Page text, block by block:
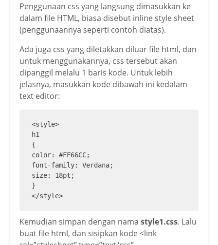
Penggunaan css yang langsung dimasukkan ke
dalam file HTML, biasa disebut inline style sheet
(penggunaannya seperti contoh diatas).
Ada juga css yang diletakkan diluar file html, dan
untuk menggunakannya, css tersebut akan
dipanggil melalu 1 baris kode. Untuk lebih
jelasnya, masukkan kode dibawah ini kedalam
text editor:
<style>
h1
{
color: #FF66CC;
font-family: Verdana;
size: 18pt;
}
</style>
Kemudian simpan dengan nama style1.css. Lalu
buat file html, dan sisipkan kode <link